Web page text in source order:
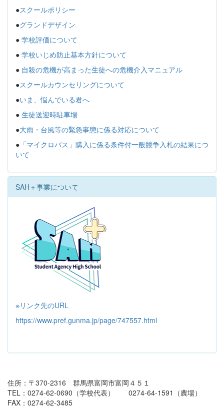
●スクールポリシー
●グランドデザイン
● 学校評価について
● 学校いじめ防止基本方針について
● 自殺の危機が高まった生徒への危機介入マニュアル
●スクールカウンセリングについて
●いま、悩んでいる君へ
● 生徒送迎時駐車場
●大雨・台風等の緊急事態に係る対応について
● 「マイクロバス」購入に係る条件付一般競争入札の結果につ
いて
SAH＋事業について
※リンク先のURL
https://www.pref.gunma.jp/page/747557.html
住所：〒370-2316 群馬県富岡市富岡４５１
TEL：0274-62-0690（学校代表） 0274-64-1591（農場）
FAX：0274-62-3485